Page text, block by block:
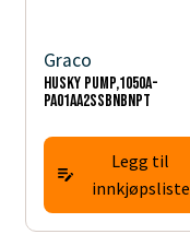
Graco
HUSKY PUMP,1050A-
PA01AA2SSBNBNPT
Legg til
innkjøpsliste